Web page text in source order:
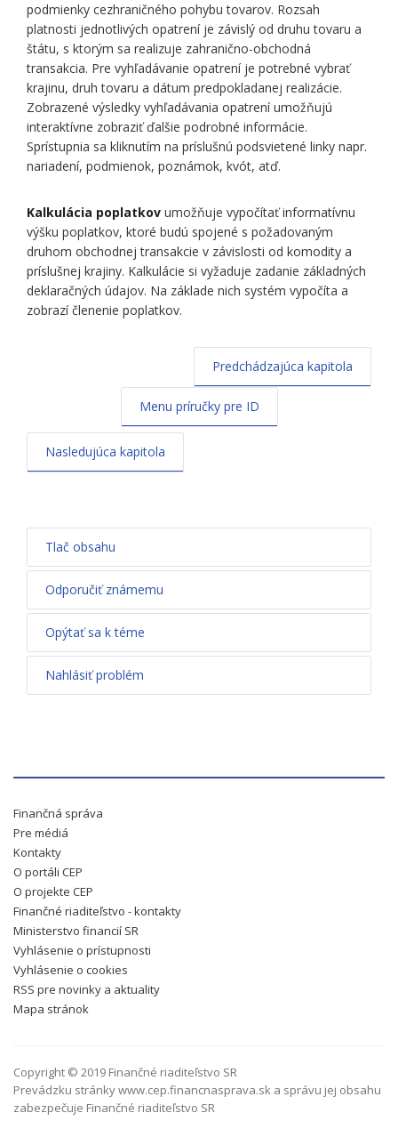
podmienky cezhraničného pohybu tovarov. Rozsah
platnosti jednotlivých opatrení je závislý od druhu tovaru a
štátu, s ktorým sa realizuje zahranično-obchodná
transakcia. Pre vyhľadávanie opatrení je potrebné vybrať
krajinu, druh tovaru a dátum predpokladanej realizácie.
Zobrazené výsledky vyhľadávania opatrení umožňujú
interaktívne zobraziť ďalšie podrobné informácie.
Sprístupnia sa kliknutím na príslušnú podsvietené linky napr.
nariadení, podmienok, poznámok, kvót, atď.
Kalkulácia poplatkov umožňuje vypočítať informatívnu
výšku poplatkov, ktoré budú spojené s požadovaným
druhom obchodnej transakcie v závislosti od komodity a
príslušnej krajiny. Kalkulácie si vyžaduje zadanie základných
deklaračných údajov. Na základe nich systém vypočíta a
zobrazí členenie poplatkov.
Predchádzajúca kapitola
Menu príručky pre ID
Nasledujúca kapitola
Tlač obsahu
Odporučiť známemu
Opýtať sa k téme
Nahlásiť problém
Finančná správa
Pre médiá
Kontakty
O portáli CEP
O projekte CEP
Finančné riaditeľstvo - kontakty
Ministerstvo financií SR
Vyhlásenie o prístupnosti
Vyhlásenie o cookies
RSS pre novinky a aktuality
Mapa stránok
Copyright © 2019 Finančné riaditeľstvo SR
Prevádzku stránky www.cep.financnasprava.sk a správu jej obsahu
zabezpečuje Finančné riaditeľstvo SR